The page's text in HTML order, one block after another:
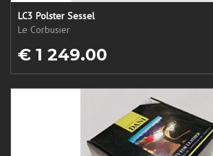
LC3 Polster Sessel
Le Corbusier
€ 1 249.00